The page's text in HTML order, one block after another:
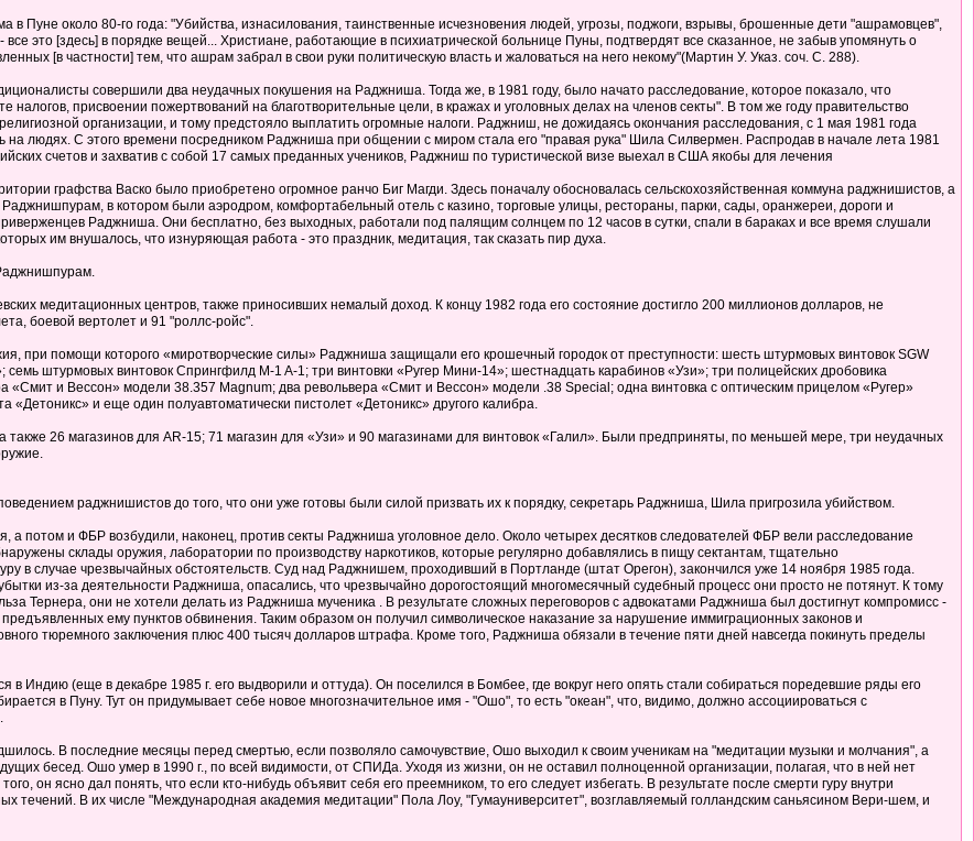
в Пуне около 80-го года: "Убийства, изнасилования, таинственные исчезновения людей, угрозы, поджоги, взрывы, брошенные дети "ашрамовцев",
это [здесь] в порядке вещей... Христиане, работающие в психиатрической больнице Пуны, подтвердят все сказанное, не забыв упомянуть о
[в частности] тем, что ашрам забрал в свои руки политическую власть и жаловаться на него некому"(Мартин У. Указ. соч. С. 288).
совершили два неудачных покушения на Раджниша. Тогда же, в 1981 году, было начато расследование, которое показало, что
присвоении пожертвований на благотворительные цели, в кражах и уголовных делах на членов секты". В том же году правительство
организации, и тому предстояло выплатить огромные налоги. Раджниш, не дожидаясь окончания расследования, с 1 мая 1981 года
на людях. С этого времени посредником Раджниша при общении с миром стала его "правая рука" Шила Силвермен. Распродав в начале лета 1981
счетов и захватив с собой 17 самых преданных учеников, Раджниш по туристической визе выехал в США якобы для лечения
графства Васко было приобретено огромное ранчо Биг Магди. Здесь поначалу обосновалась сельскохозяйственная коммуна раджнишистов, а
в котором были аэродром, комфортабельный отель с казино, торговые улицы, рестораны, парки, сады, оранжереи, дороги и
Раджниша. Они бесплатно, без выходных, работали под палящим солнцем по 12 часов в сутки, спали в бараках и все время слушали
им внушалось, что изнуряющая работа - это праздник, медитация, так сказать пир духа.
медитационных центров, также приносивших немалый доход. К концу 1982 года его состояние достигло 200 миллионов долларов, не
боевой вертолет и 91 "роллс-ройс".
при помощи которого «миротворческие силы» Раджниша защищали его крошечный городок от преступности: шесть штурмовых винтовок SGW
штурмовых винтовок Спрингфилд M-1 A-1; три винтовки «Ругер Мини-14»; шестнадцать карабинов «Узи»; три полицейских дробовика
«Смит и Вессон» модели 38.357 Magnum; два револьвера «Смит и Вессон» модели .38 Special; одна винтовка с оптическим прицелом «Ругер»
«Детоникс» и еще один полуавтоматически пистолет «Детоникс» другого калибра.
26 магазинов для AR-15; 71 магазин для «Узи» и 90 магазинами для винтовок «Галил». Были предприняты, по меньшей мере, три неудачных
раджнишистов до того, что они уже готовы были силой призвать их к порядку, секретарь Раджниша, Шила пригрозила убийством.
а потом и ФБР возбудили, наконец, против секты Раджниша уголовное дело. Около четырех десятков следователей ФБР вели расследование
склады оружия, лаборатории по производству наркотиков, которые регулярно добавлялись в пищу сектантам, тщательно
в случае чрезвычайных обстоятельств. Суд над Раджнишем, проходивший в Портланде (штат Орегон), закончился уже 14 ноября 1985 года.
из-за деятельности Раджниша, опасались, что чрезвычайно дорогостоящий многомесячный судебный процесс они просто не потянут. К тому
Тернера, они не хотели делать из Раджниша мученика . В результате сложных переговоров с адвокатами Раджниша был достигнут компромисс -
ему пунктов обвинения. Таким образом он получил символическое наказание за нарушение иммиграционных законов и
тюремного заключения плюс 400 тысяч долларов штрафа. Кроме того, Раджниша обязали в течение пяти дней навсегда покинуть пределы
в Индию (еще в декабре 1985 г. его выдворили и оттуда). Он поселился в Бомбее, где вокруг него опять стали собираться поредевшие ряды его
в Пуну. Тут он придумывает себе новое многозначительное имя - "Ошо", то есть "океан", что, видимо, должно ассоциироваться с
В последние месяцы перед смертью, если позволяло самочувствие, Ошо выходил к своим ученикам на "медитации музыки и молчания", а
бесед. Ошо умер в 1990 г., по всей видимости, от СПИДа. Уходя из жизни, он не оставил полноценной организации, полагая, что в ней нет
он ясно дал понять, что если кто-нибудь объявит себя его преемником, то его следует избегать. В результате после смерти гуру внутри
течений. В их числе "Международная академия медитации" Пола Лоу, "Гумауниверситет", возглавляемый голландским саньясином Вери-шем, и